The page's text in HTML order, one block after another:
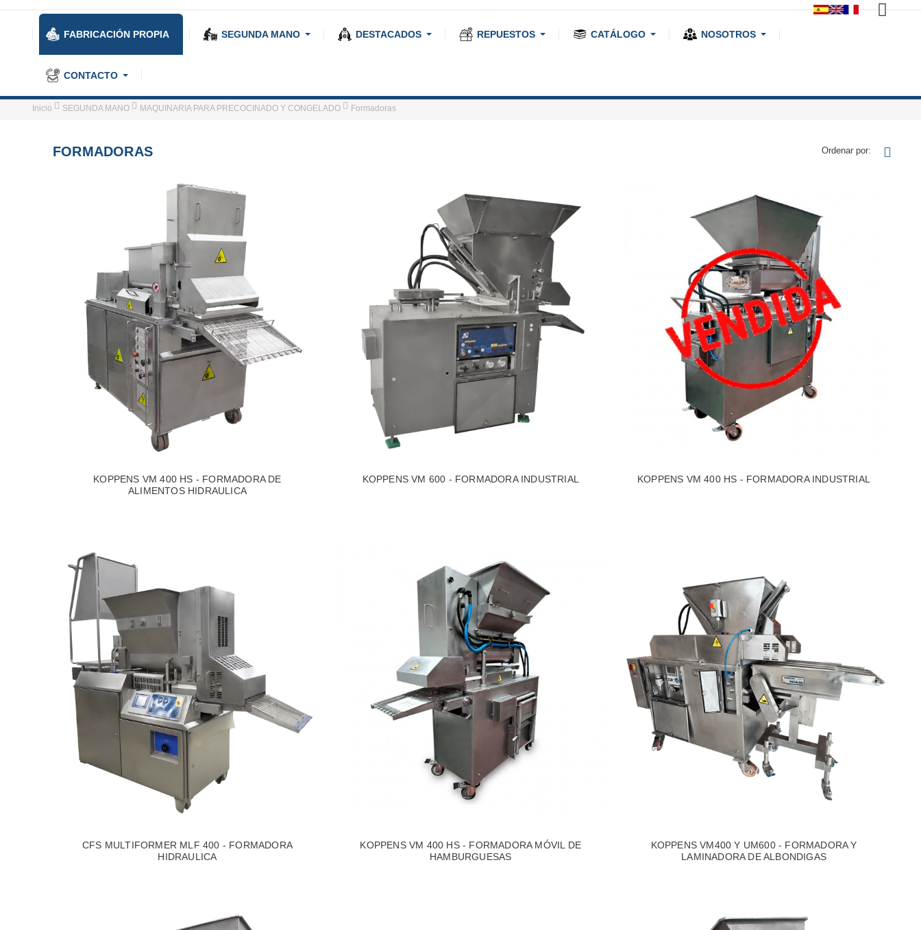
FABRICACIÓN PROPIA SEGUNDA MANO DESTACADOS REPUESTOS CATÁLOGO NOSOTROS
CONTACTO
Inicio SEGUNDA MANO MAQUINARIA PARA PRECOCINADO Y CONGELADO Formadoras
FORMADORAS Ordenar por:
KOPPENS VM 400 HS - FORMADORA DE
ALIMENTOS HIDRAULICA
KOPPENS VM 600 - FORMADORA INDUSTRIAL KOPPENS VM 400 HS - FORMADORA INDUSTRIAL
CFS MULTIFORMER MLF 400 - FORMADORA
HIDRAULICA
KOPPENS VM 400 HS - FORMADORA MÓVIL DE
HAMBURGUESAS
KOPPENS VM400 Y UM600 - FORMADORA Y
LAMINADORA DE ALBONDIGAS